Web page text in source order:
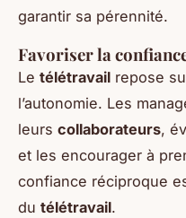
garantir sa pérennité.
Favoriser la
Le télétravail repose
l’autonomie. Les
leurs collaborateurs,
et les encourager à
confiance réciproque
du télétravail.